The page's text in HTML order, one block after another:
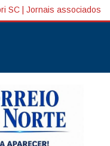
SC Jornais associados